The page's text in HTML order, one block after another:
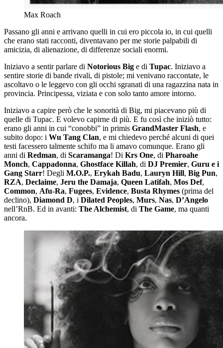
Max Roach
Passano gli anni e arrivano quelli in cui ero piccola io, in cui quelli
che erano stati racconti, diventavano per me storie palpabili di
amicizia, di alienazione, di differenze sociali enormi.
Iniziavo a sentir parlare di Notorious Big e di Tupac. Iniziavo a
sentire storie di bande rivali, di pistole; mi venivano raccontate, le
ascoltavo o le leggevo con gli occhi sgranati di una ragazzina nata in
provincia. Principessa, viziata e con solo tanto amore intorno.
Iniziavo a capire però che le sonorità di Big, mi piacevano più di
quelle di Tupac. E volevo capirne di più. E fu così che iniziò tutto:
erano gli anni in cui “conobbi” in primis GrandMaster Flash, e
subito dopo: i Wu Tang Clan, e mi chiedevo perché alcuni di quei
testi facessero talmente schifo ma li amavo comunque. Erano gli
anni di Redman, di Scaramanga! Di Krs One, di Pharoahe
Monch, Cappadonna, Ghostface Killah, di DJ Premier, Guru e i
Gang Starr! Degli M.O.P., Erykah Badu, Lauryn Hill, Big Pun,
RZA, Declaime, Jeru the Damaja, Queen Latifah, Mos Def,
Common, Afu-Ra, Fugees, Evidence, Busta Rhymes (prima del
declino), Diamond D, i Dilated Peoples, Murs, Nas, D’Angelo
nell’RnB. Ed in avanti: The Alchemist, di The Game, ma quanti
ancora.